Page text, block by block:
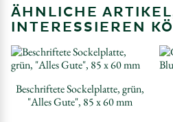
ÄHNLICHE
INTERESSIEREN
Beschriftete Sockelplatte, grün,
"Alles Gute", 85 x 60 mm